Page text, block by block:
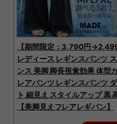
【期間限定：3,790円
レディース レギンスパンツ
ンス 美脚 脚長視覚効果 体型
レアパンツ レギンスパンツ
ト 細見え スタイルアップ 黒
【美脚見えフレアレギパン】